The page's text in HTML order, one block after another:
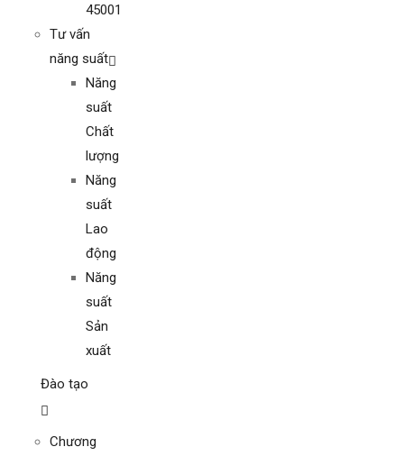
45001
Tư vấn
năng suất
Năng
suất
Chất
lượng
Năng
suất
Lao
động
Năng
suất
Sản
xuất
Đào tạo
Chương